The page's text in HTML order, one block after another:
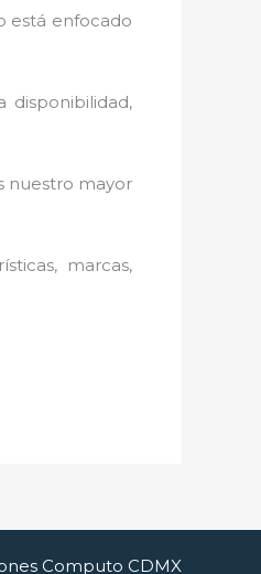
está enfocado
disponibilidad,
nuestro mayor
marcas,
Computo CDMX